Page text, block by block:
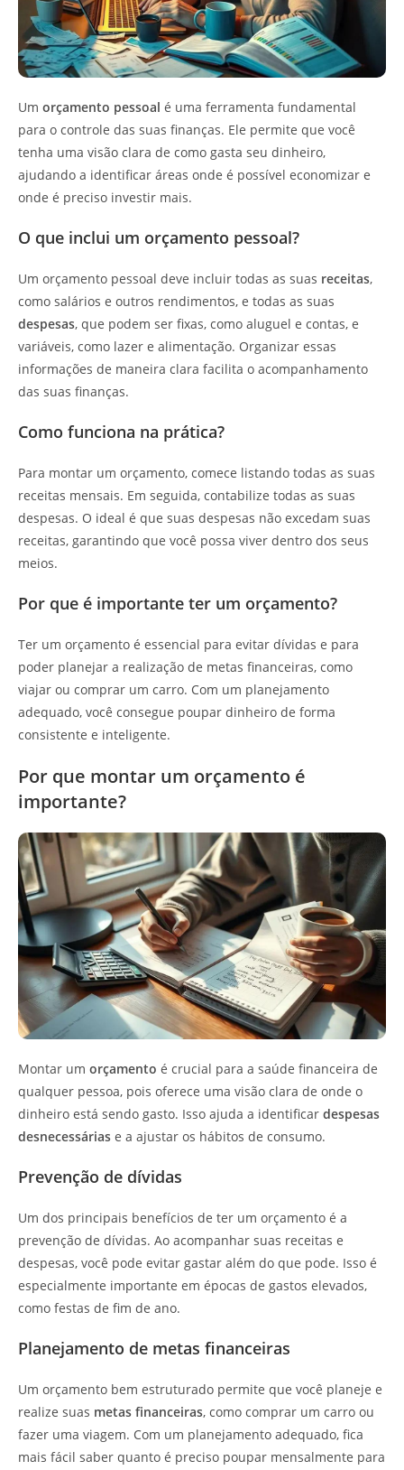
Um orçamento pessoal é uma ferramenta fundamental
para o controle das suas finanças. Ele permite que você
tenha uma visão clara de como gasta seu dinheiro,
ajudando a identificar áreas onde é possível economizar e
onde é preciso investir mais.
O que inclui um orçamento pessoal?
Um orçamento pessoal deve incluir todas as suas receitas,
como salários e outros rendimentos, e todas as suas
despesas, que podem ser fixas, como aluguel e contas, e
variáveis, como lazer e alimentação. Organizar essas
informações de maneira clara facilita o acompanhamento
das suas finanças.
Como funciona na prática?
Para montar um orçamento, comece listando todas as suas
receitas mensais. Em seguida, contabilize todas as suas
despesas. O ideal é que suas despesas não excedam suas
receitas, garantindo que você possa viver dentro dos seus
meios.
Por que é importante ter um orçamento?
Ter um orçamento é essencial para evitar dívidas e para
poder planejar a realização de metas financeiras, como
viajar ou comprar um carro. Com um planejamento
adequado, você consegue poupar dinheiro de forma
consistente e inteligente.
Por que montar um orçamento é
importante?
Montar um orçamento é crucial para a saúde financeira de
qualquer pessoa, pois oferece uma visão clara de onde o
dinheiro está sendo gasto. Isso ajuda a identificar despesas
desnecessárias e a ajustar os hábitos de consumo.
Prevenção de dívidas
Um dos principais benefícios de ter um orçamento é a
prevenção de dívidas. Ao acompanhar suas receitas e
despesas, você pode evitar gastar além do que pode. Isso é
especialmente importante em épocas de gastos elevados,
como festas de fim de ano.
Planejamento de metas financeiras
Um orçamento bem estruturado permite que você planeje e
realize suas metas financeiras, como comprar um carro ou
fazer uma viagem. Com um planejamento adequado, fica
mais fácil saber quanto é preciso poupar mensalmente para